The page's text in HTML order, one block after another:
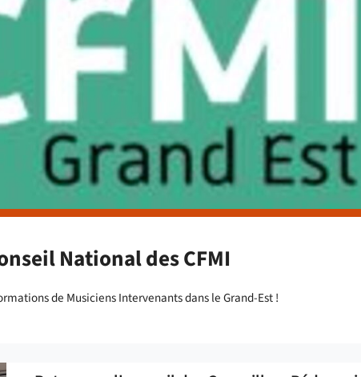
National des CFMI
de Musiciens Intervenants dans le Grand-Est !